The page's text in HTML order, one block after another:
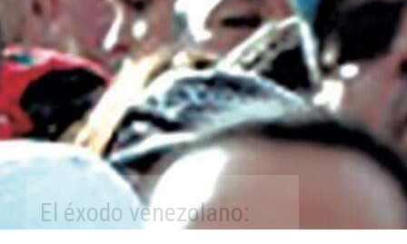
El éxodo venezolano:
entre el exilio y la
emigración